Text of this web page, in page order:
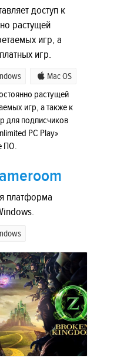
доступ к
растущей
игр, а
игр.
Mac OS
растущей
игр, а также к
для подписчиков
PC Play»
ПО.
платформа